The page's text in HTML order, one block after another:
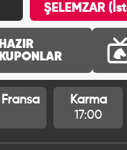
ŞELEMZAR
HAZIR
KUPONLAR
Karma
17:00